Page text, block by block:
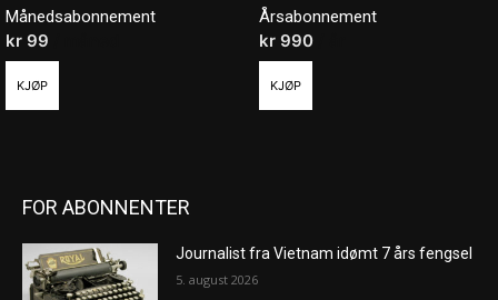
Månedsabonnement
kr 99
KJØP
Årsabonnement
kr990
KJØP
FOR ABONNENTER
Journalist fra Vietnam idømt 7 års fengsel
5. august 2026